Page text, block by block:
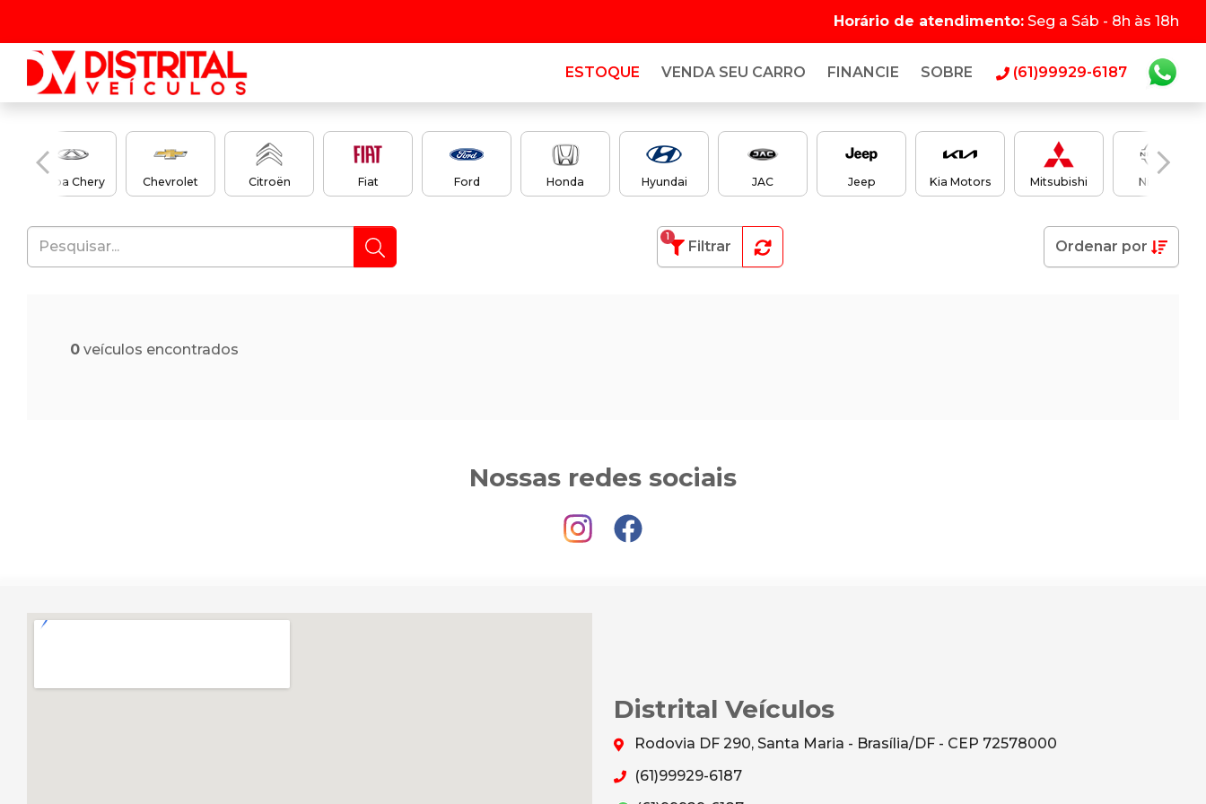
Horário de atendimento: Seg a Sáb - 8h às 18h
ESTOQUE VENDA SEU CARRO FINANCIE SOBRE (61)99929-6187
Caoa Chery Chevrolet Citroën Fiat Ford Honda Hyundai JAC Jeep Kia Motors Mitsubishi Nissan
Filtrar
1
Ordenar por
0 veículos encontrados
Nossas redes sociais
Distrital Veículos
Rodovia DF 290, Santa Maria - Brasília/DF - CEP 72578000
(61)99929-6187